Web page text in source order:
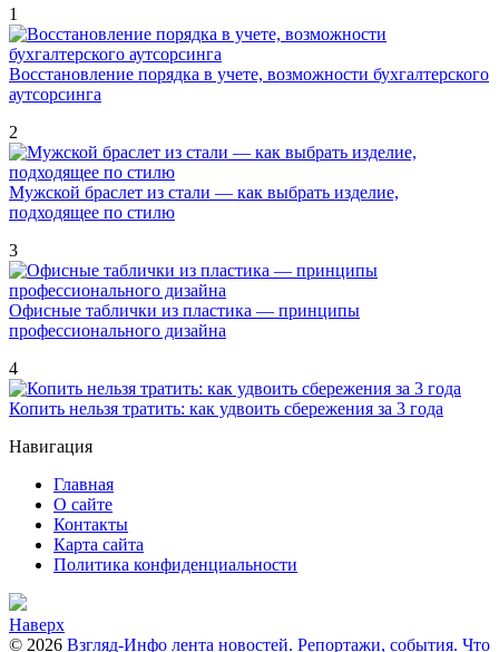
1
Восстановление порядка в учете, возможности бухгалтерского
аутсорсинга
2
Мужской браслет из стали — как выбрать изделие,
подходящее по стилю
3
Офисные таблички из пластика — принципы
профессионального дизайна
4
Копить нельзя тратить: как удвоить сбережения за 3 года
Навигация
Главная
О сайте
Контакты
Карта сайта
Политика конфиденциальности
Наверх
© 2026 Взгляд-Инфо лента новостей. Репортажи, события. Что